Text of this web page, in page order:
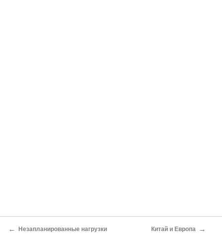
← Незапланированные нагрузки Китай и Европа →